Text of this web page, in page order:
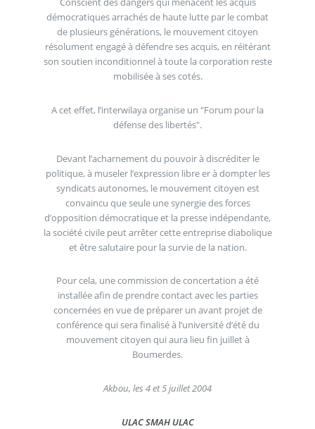
démocratiques arrachés de haute lutte par le combat
de plusieurs générations, le mouvement citoyen
résolument engagé à défendre ses acquis, en réitérant
son soutien inconditionnel à toute la corporation reste
mobilisée à ses cotés.
A cet effet, l’interwilaya organise un "Forum pour la
défense des libertés".
Devant l’acharnement du pouvoir à discréditer le
politique, à museler l’expression libre er à dompter les
syndicats autonomes, le mouvement citoyen est
convaincu que seule une synergie des forces
d’opposition démocratique et la presse indépendante,
la société civile peut arrêter cette entreprise diabolique
et être salutaire pour la survie de la nation.
Pour cela, une commission de concertation a été
installée afin de prendre contact avec les parties
concernées en vue de préparer un avant projet de
conférence qui sera finalisé à l’université d’été du
mouvement citoyen qui aura lieu fin juillet à
Boumerdes.
Akbou, les 4 et 5 juillet 2004
ULAC SMAH ULAC